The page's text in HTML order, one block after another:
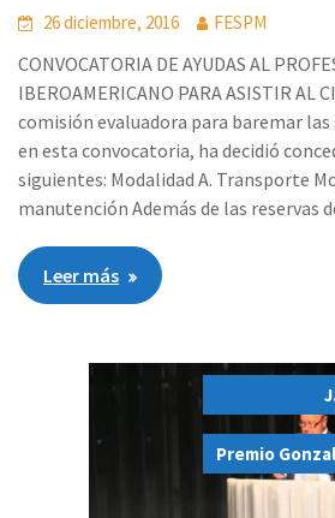
26 diciembre, 2016 FESPM
CONVOCATORIA DE AYUDAS AL
IBEROAMERICANO PARA ASISTIR AL
comisión evaluadora para baremar
en esta convocatoria, ha decidió
siguientes: Modalidad A. Transporte
manutención Además de las reservas
Leer más
Premio